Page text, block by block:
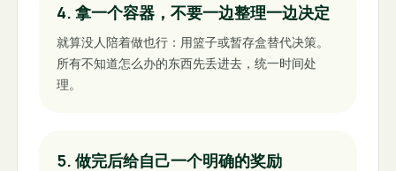
4. 拿一个容器，不要一边整理一边决定
就算没人陪着做也行：用篮子或暂存盒替代决策。
所有不知道怎么办的东西先丢进去，统一时间处
理。
5. 做完后给自己一个明确的奖励